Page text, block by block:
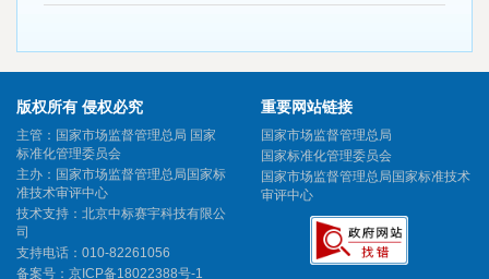
版权所有 侵权必究
主管：国家市场监督管理总局 国家
标准化管理委员会
主办：国家市场监督管理总局国家标
准技术审评中心
技术支持：北京中标赛宇科技有限公
司
支持电话：010-82261056
备案号： 京ICP备18022388号-1
重要网站链接
国家市场监督管理总局
国家标准化管理委员会
国家市场监督管理总局国家标准技术
审评中心